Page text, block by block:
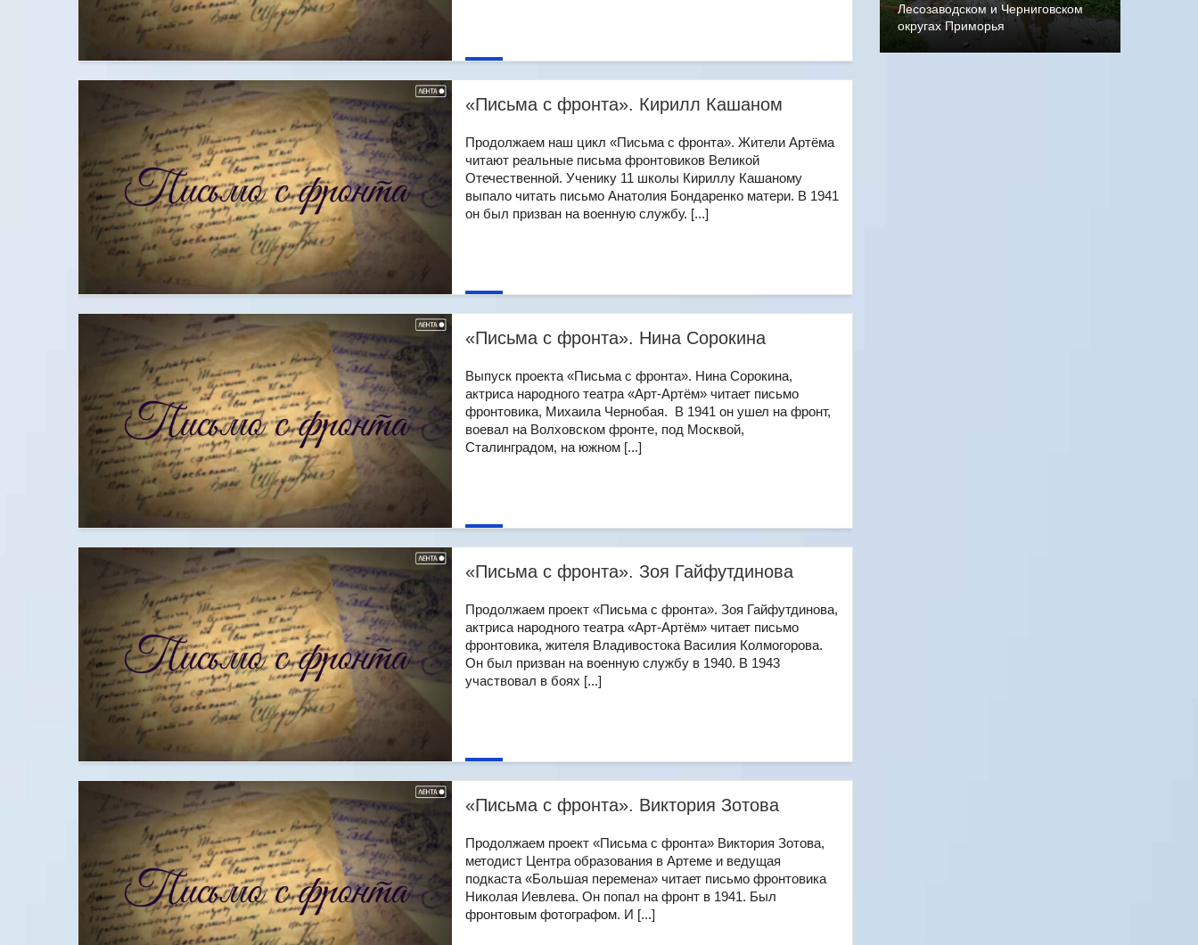
«Письма с фронта». Кирилл Кашаном
Продолжаем наш цикл «Письма с фронта». Жители Артёма
читают реальные письма фронтовиков Великой
Отечественной. Ученику 11 школы Кириллу Кашаному
выпало читать письмо Анатолия Бондаренко матери. В 1941
он был призван на военную службу. [...]
«Письма с фронта». Нина Сорокина
Выпуск проекта «Письма с фронта». Нина Сорокина,
актриса народного театра «Арт-Артём» читает письмо
фронтовика, Михаила Чернобая. В 1941 он ушел на фронт,
воевал на Волховском фронте, под Москвой,
Сталинградом, на южном [...]
«Письма с фронта». Зоя Гайфутдинова
Продолжаем проект «Письма с фронта». Зоя Гайфутдинова,
актриса народного театра «Арт-Артём» читает письмо
фронтовика, жителя Владивостока Василия Колмогорова.
Он был призван на военную службу в 1940. В 1943
участвовал в боях [...]
«Письма с фронта». Виктория Зотова
Продолжаем проект «Письма с фронта» Виктория Зотова,
методист Центра образования в Артеме и ведущая
подкаста «Большая перемена» читает письмо фронтовика
Николая Иевлева. Он попал на фронт в 1941. Был
фронтовым фотографом. И [...]
Лесозаводском и Черниговском
округах Приморья